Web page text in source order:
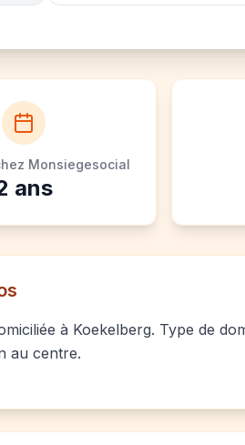
Monsiegesocial
ans
à Koekelberg. Type de
au centre.